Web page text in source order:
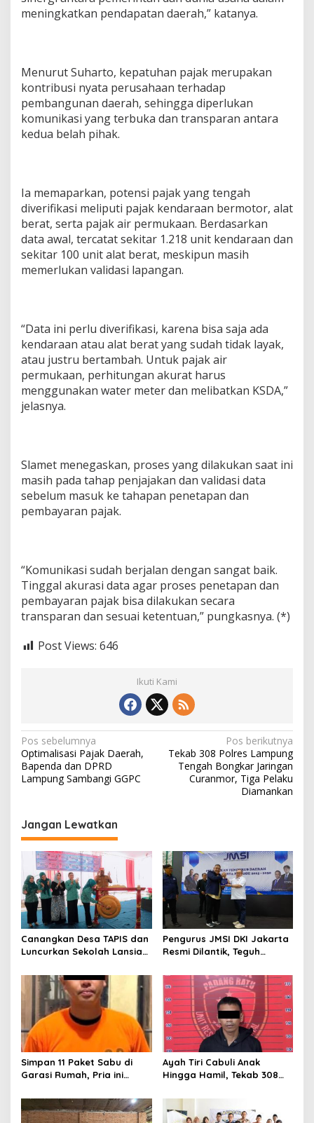
meningkatkan pendapatan daerah,” katanya.
Menurut Suharto, kepatuhan pajak merupakan
kontribusi nyata perusahaan terhadap
pembangunan daerah, sehingga diperlukan
komunikasi yang terbuka dan transparan antara
kedua belah pihak.
Ia memaparkan, potensi pajak yang tengah
diverifikasi meliputi pajak kendaraan bermotor, alat
berat, serta pajak air permukaan. Berdasarkan
data awal, tercatat sekitar 1.218 unit kendaraan dan
sekitar 100 unit alat berat, meskipun masih
memerlukan validasi lapangan.
“Data ini perlu diverifikasi, karena bisa saja ada
kendaraan atau alat berat yang sudah tidak layak,
atau justru bertambah. Untuk pajak air
permukaan, perhitungan akurat harus
menggunakan water meter dan melibatkan KSDA,”
jelasnya.
Slamet menegaskan, proses yang dilakukan saat ini
masih pada tahap penjajakan dan validasi data
sebelum masuk ke tahapan penetapan dan
pembayaran pajak.
“Komunikasi sudah berjalan dengan sangat baik.
Tinggal akurasi data agar proses penetapan dan
pembayaran pajak bisa dilakukan secara
transparan dan sesuai ketentuan,” pungkasnya. (*)
Post Views: 646
Ikuti Kami
N
a
v
g
a
i
p
o
s
Pos sebelumnya
Optimalisasi Pajak Daerah,
Bapenda dan DPRD
Lampung Sambangi GGPC
Pos berikutnya
Tekab 308 Polres Lampung
Tengah Bongkar Jaringan
Curanmor, Tiga Pelaku
Diamankan
Jangan Lewatkan
Canangkan Desa TAPIS dan
Luncurkan Sekolah Lansia
Ketua TP PKK Lampung
Dorong Pembangunan SDM
Dimulai dari Desa
Pengurus JMSI DKI Jakarta
Resmi Dilantik, Teguh
Pentingnya Kolaborasi dan
Pers Berkualitas
Simpan 11 Paket Sabu di
Garasi Rumah, Pria ini
Polres Lampung Tengah
Ayah Tiri Cabuli Anak
Hingga Hamil, Tekab 308
Bergerak Cepat Amankan
Pelaku